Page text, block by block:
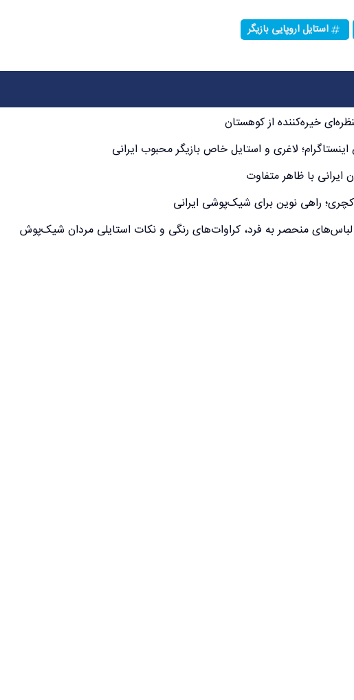
استایل اروپایی بازیگر
خیره‌کننده از کوهستان
لاغری و استایل خاص بازیگر محبوب ایرانی
با ظاهر متفاوت
راهی نوین برای شیک‌پوشی ایرانی
منحصر به فرد، کراوات‌های رنگی و نکات استایلی مردان شیک‌پوش